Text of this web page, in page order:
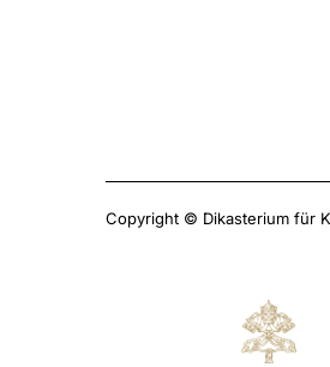
Copyright © Dikasterium für